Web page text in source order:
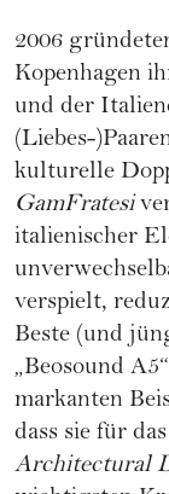
2006
Kopenhagen
und der
(Liebes-
kulturelle
GamFratesi
italienischer
verspielt,
Beste (und
„Beosound
markanten
dass sie für
Architectural